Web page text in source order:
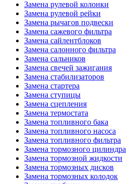
Замена рулевой колонки
Замена рулевой рейки
Замена рычагов подвески
Замена сажевого фильтра
Замена сайлентблоков
Замена салонного фильтра
Замена сальников
Замена свечей зажигания
Замена стабилизаторов
Замена стартера
Замена ступицы
Замена сцепления
Замена термостата
Замена топливного бака
Замена топливного насоса
Замена топливного фильтра
Замена тормозного цилиндра
Замена тормозной жидкости
Замена тормозных дисков
Замена тормозных колодок